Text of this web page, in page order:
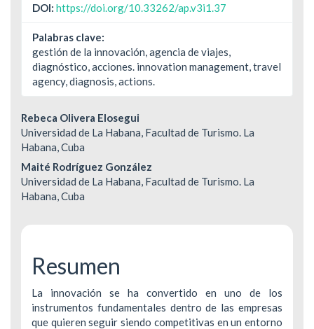
DOI: https://doi.org/10.33262/ap.v3i1.37
Palabras clave:
gestión de la innovación, agencia de viajes,
diagnóstico, acciones. innovation management, travel
agency, diagnosis, actions.
Contenido
principal
del
artículo
Rebeca Olivera Elosegui
Universidad de La Habana, Facultad de Turismo. La
Habana, Cuba
Maité Rodríguez González
Universidad de La Habana, Facultad de Turismo. La
Habana, Cuba
Resumen
La innovación se ha convertido en uno de los
instrumentos fundamentales dentro de las empresas
que quieren seguir siendo competitivas en un entorno